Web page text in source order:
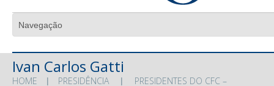
Ivan Carlos Gatti
HOME PRESIDÊNCIA
PRESIDENTES DO CFC –